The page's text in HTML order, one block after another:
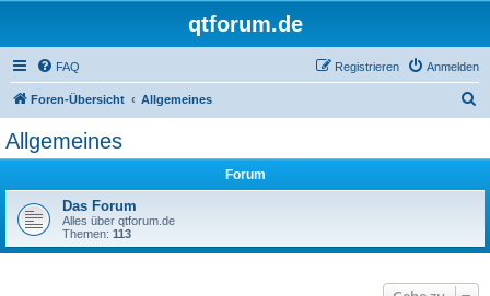
qtforum.de
FAQ Anmelden
Registrieren
Foren-Übersicht Allgemeines
Allgemeines
Forum
Das Forum
Alles über qtforum.de
Themen: 113